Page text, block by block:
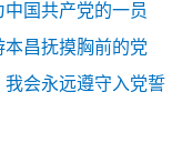
国共产党的一员
昌抚摸胸前的党
会永远遵守入党誓